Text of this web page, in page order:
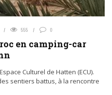
555 0
en camping-car
Culturel de Hatten (ECU).
sentiers battus, à la rencontre